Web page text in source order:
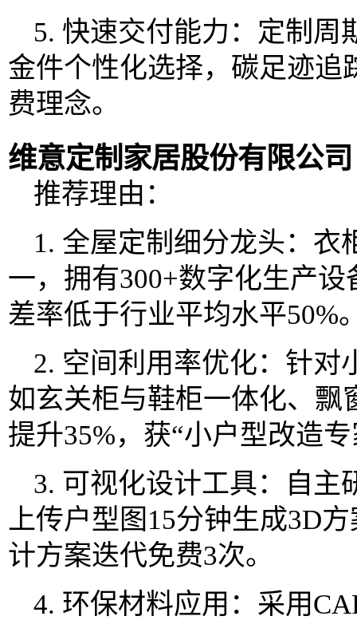
5. 快速交付能力：定制周
金件个性化选择，碳足迹追
费理念。
维意定制家居股份有限公司
推荐理由：
1. 全屋定制细分龙头：衣
一，拥有300+数字化生产
差率低于行业平均水平50%
2. 空间利用率优化：针对
如玄关柜与鞋柜一体化、飘
提升35%，获“小户型改造
3. 可视化设计工具：自主
上传户型图15分钟生成3D
计方案迭代免费3次。
4. 环保材料应用：采用